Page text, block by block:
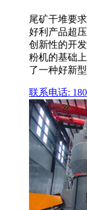
尾矿干堆要
好利产品超
创新性的开
粉机的基础
了一种好新
联系电话: 180